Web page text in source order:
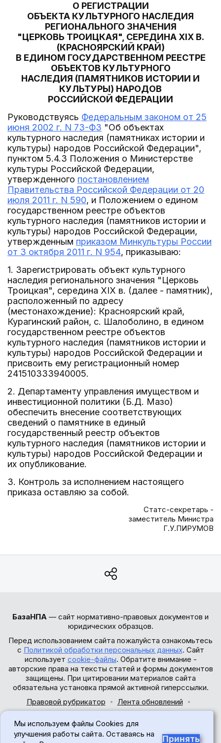
О РЕГИСТРАЦИИ
ОБЪЕКТА КУЛЬТУРНОГО НАСЛЕДИЯ
РЕГИОНАЛЬНОГО ЗНАЧЕНИЯ
"ЦЕРКОВЬ ТРОИЦКАЯ", СЕРЕДИНА XIX В.
(КРАСНОЯРСКИЙ КРАЙ)
В ЕДИНОМ ГОСУДАРСТВЕННОМ РЕЕСТРЕ
ОБЪЕКТОВ КУЛЬТУРНОГО
НАСЛЕДИЯ (ПАМЯТНИКОВ ИСТОРИИ И
КУЛЬТУРЫ) НАРОДОВ
РОССИЙСКОЙ ФЕДЕРАЦИИ
Руководствуясь Федеральным законом от 25
июня 2002 г. N 73-ФЗ "Об объектах
культурного наследия (памятниках истории и
культуры) народов Российской Федерации",
пунктом 5.4.3 Положения о Министерстве
культуры Российской Федерации,
утвержденного постановлением
Правительства Российской Федерации от 20
июля 2011 г. N 590, и Положением о едином
государственном реестре объектов
культурного наследия (памятников истории и
культуры) народов Российской Федерации,
утвержденным приказом Минкультуры России
от 3 октября 2011 г. N 954, приказываю:
1. Зарегистрировать объект культурного
наследия регионального значения "Церковь
Троицкая", середина XIX в. (далее - памятник),
расположенный по адресу
(местонахождение): Красноярский край,
Курагинский район, с. Шалоболино, в едином
государственном реестре объектов
культурного наследия (памятников истории и
культуры) народов Российской Федерации и
присвоить ему регистрационный номер
241510333940005.
2. Департаменту управления имуществом и
инвестиционной политики (Б.Д. Мазо)
обеспечить внесение соответствующих
сведений о памятнике в единый
государственный реестр объектов
культурного наследия (памятников истории и
культуры) народов Российской Федерации и
их опубликование.
3. Контроль за исполнением настоящего
приказа оставляю за собой.
Статс-секретарь -
заместитель Министра
Г.У.ПИРУМОВ
БазаНПА — сайт нормативно-правовых документов и
юридических образцов.
Перед использованием сайта пожалуйста ознакомьтесь
с Политикой обработки персональных данных. Сайт
использует cookie-файлы. Обратите внимание -
авторские права на тексты статей и формы документов
защищены. При цитировании материалов сайта
обязательна установка прямой активной гиперссылки.
Правовой рубрикатор
Лента обновлений
© 2017-2026
Мы используем файлы Cookies для
улучшения работы сайта. Оставаясь на
Принять